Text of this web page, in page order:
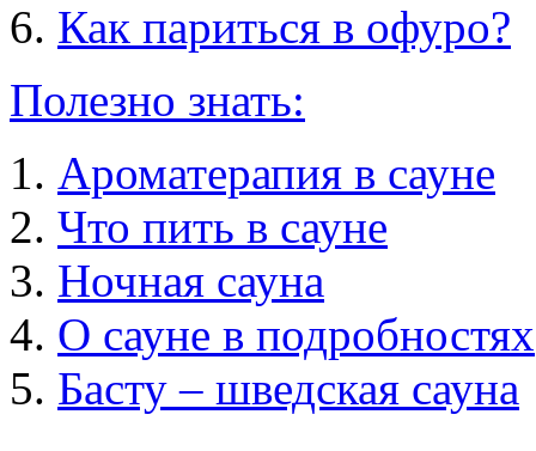
Как париться в офуро?
Полезно знать:
Ароматерапия в сауне
Что пить в сауне
Ночная сауна
О сауне в подробностях
Басту – шведская сауна